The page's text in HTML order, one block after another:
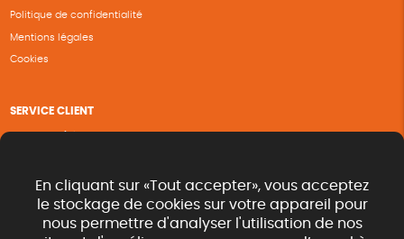
Politique de confidentialité
Mentions légales
Cookies
SERVICE CLIENT
Nous contacter
Renvoyer des articles
Commande rapide catalogue
En cliquant sur «Tout accepter», vous acceptez
le stockage de cookies sur votre appareil pour
nous permettre d'analyser l'utilisation de nos